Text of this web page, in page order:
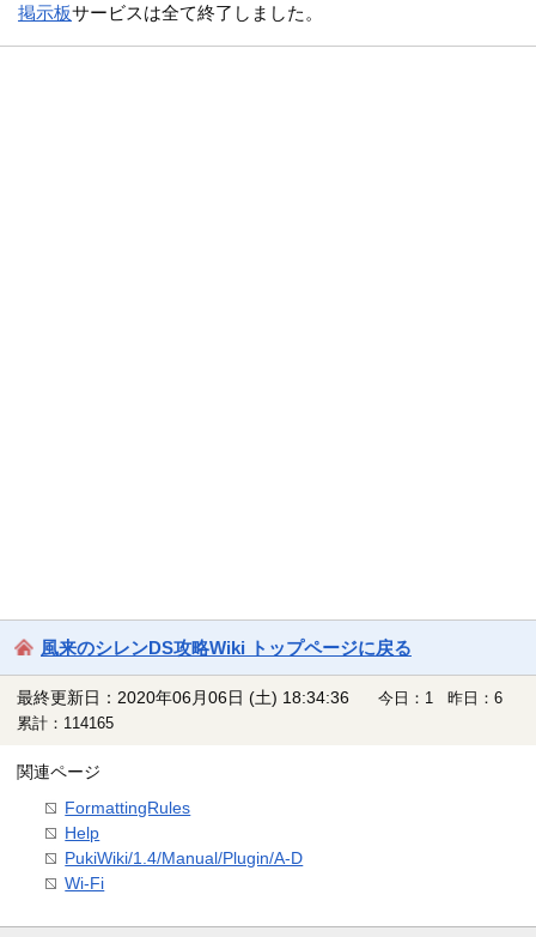
掲示板サービスは全て終了しました。
風来のシレンDS攻略Wiki トップページに戻る
最終更新日：2020年06月06日 (土) 18:34:36
今日：1 昨日：6
累計：114165
関連ページ
FormattingRules
Help
PukiWiki/1.4/Manual/Plugin/A-D
Wi-Fi